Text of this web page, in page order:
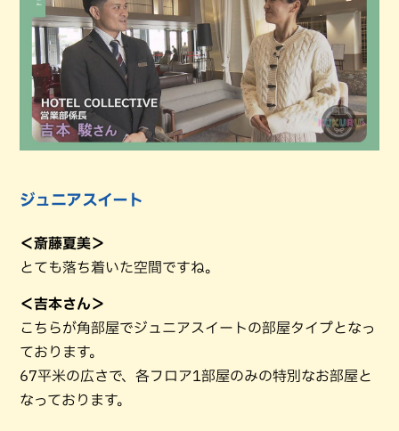
ジュニアスイート
＜斎藤夏美＞
とても落ち着いた空間ですね。
＜吉本さん＞
こちらが角部屋でジュニアスイートの部屋タイプとなっ
ております。
67平米の広さで、各フロア1部屋のみの特別なお部屋と
なっております。